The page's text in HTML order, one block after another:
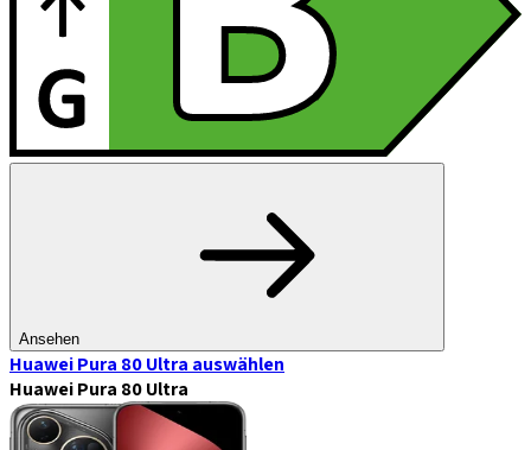
Ansehen
Huawei Pura 80 Ultra auswählen
Huawei Pura 80 Ultra